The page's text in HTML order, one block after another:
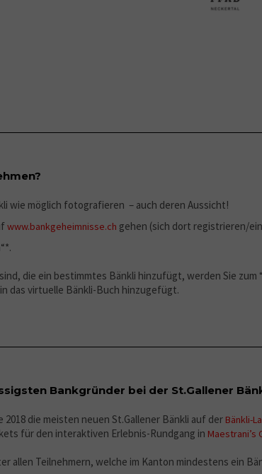
wie möglich fotografieren – auch deren Aussicht!
www.bankgeheimnisse.ch gehen (sich dort registrieren/
die ein bestimmtes Bänkli hinzufügt, werden Sie
das virtuelle Bänkli-Buch hinzugefügt.
Bankgründer bei der St.Gallener
2018 die meisten neuen St.Gallener Bänkli auf der Bänkli-
für den interaktiven Erlebnis-Rundgang in Maestrani’s
allen Teilnehmern, welche im Kanton mindestens ein